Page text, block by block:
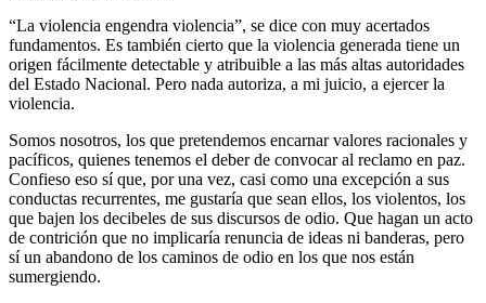
“La violencia engendra violencia”, se dice con muy acertados
fundamentos. Es también cierto que la violencia generada tiene un
origen fácilmente detectable y atribuible a las más altas autoridades
del Estado Nacional. Pero nada autoriza, a mi juicio, a ejercer la
violencia.
Somos nosotros, los que pretendemos encarnar valores racionales y
pacíficos, quienes tenemos el deber de convocar al reclamo en paz.
Confieso eso sí que, por una vez, casi como una excepción a sus
conductas recurrentes, me gustaría que sean ellos, los violentos, los
que bajen los decibeles de sus discursos de odio. Que hagan un acto
de contrición que no implicaría renuncia de ideas ni banderas, pero
sí un abandono de los caminos de odio en los que nos están
sumergiendo.